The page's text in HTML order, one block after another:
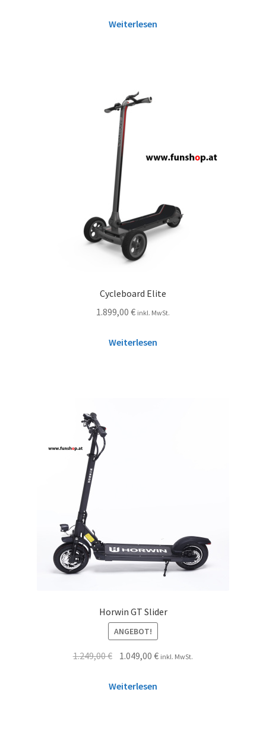
Weiterlesen
Cycleboard Elite
1.899,00 € inkl. MwSt.
Weiterlesen
Horwin GT Slider
ANGEBOT!
1.249,00€ 1.049,00€ inkl. MwSt.
Weiterlesen